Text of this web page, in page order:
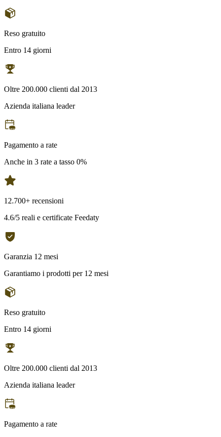
Reso gratuito
Entro 14 giorni
Oltre 200.000 clienti dal 2013
Azienda italiana leader
Pagamento a rate
Anche in 3 rate a tasso 0%
12.700+ recensioni
4.6/5 reali e certificate Feedaty
Garanzia 12 mesi
Garantiamo i prodotti per 12 mesi
Reso gratuito
Entro 14 giorni
Oltre 200.000 clienti dal 2013
Azienda italiana leader
Pagamento a rate